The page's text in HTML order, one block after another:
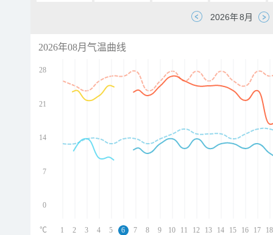
2026年08月气温曲线
28
21
14
7
0
1 2 3 4 5 6 7 8 9 10 11 12 13 14 15 16 17 18
℃